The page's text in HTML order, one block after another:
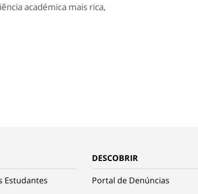
académica mais rica,
Estudantes
DESCOBRIR
Portal de Denúncias